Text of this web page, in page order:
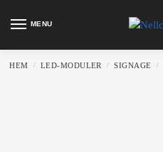
MENU
HEM / LED-MODULER / SIGNAGE /